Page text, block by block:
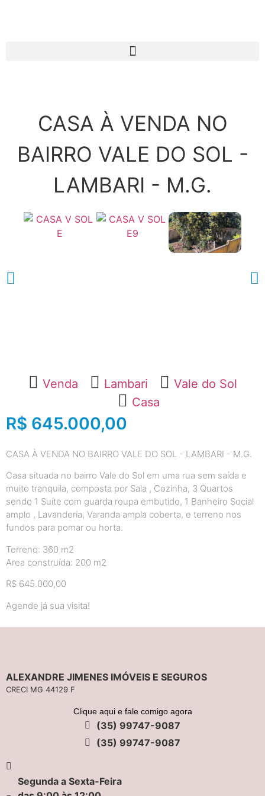
CASA À VENDA NO
BAIRRO VALE DO SOL -
LAMBARI - M.G.
Venda Lambari
Vale do Sol
Casa
R$ 645.000,00
CASA À VENDA NO BAIRRO VALE DO SOL - LAMBARI - M.G.
Casa situada no bairro Vale do Sol em uma rua sem saída e
muito tranquila, composta por Sala , Cozinha, 3 Quartos
sendo 1 Suíte com guarda roupa embutido, 1 Banheiro Social
amplo , Lavanderia, Varanda ampla coberta, e terreno nos
fundos para pomar ou horta.
Terreno: 360 m2
Area construída: 200 m2
R$ 645.000,00
Agende já sua visita!
ALEXANDRE JIMENES IMÓVEIS E SEGUROS
CRECI MG 44129 F
Clique aqui e fale comigo agora
(35) 99747-9087
(35) 99747-9087
Segunda a Sexta-Feira